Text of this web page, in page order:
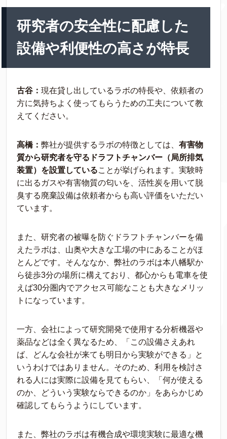
研究者の安全性に配慮した
設備や利便性の高さが特長
古谷： 現在貸し出しているラボの特長や、依頼者の
方に気持ちよく使ってもらうための工夫について教
えてください。
高橋： 弊社が提供するラボの特徴としては、 有害物
質から研究者を守るドラフトチャンバー（局所排気
装置）を設置していることが挙げられます。実験時
に出るガスや有害物質の匂いを、活性炭を用いて脱
臭する廃棄設備は依頼者からも高い評価をいただい
ています。
また、研究者の被曝を防ぐドラフトチャンバーを備
えたラボは、山奥や大きな工場の中にあることがほ
とんどです。そんななか、弊社のラボは本八幡駅か
ら徒歩3分の場所に構えており、都心からも電車を使
えば30分圏内でアクセス可能なことも大きなメリッ
トになっています。
一方、会社によって研究開発で使用する分析機器や
薬品などは全く異なるため、「この設備さえあれ
ば、どんな会社が来ても明日から実験ができる」と
いうわけではありません。そのため、利用を検討さ
れる人には実際に設備を見てもらい、「何が使える
のか、どういう実験ならできるのか」をあらかじめ
確認してもらうようにしています。
また、弊社のラボは有機合成や環境実験に最適な機